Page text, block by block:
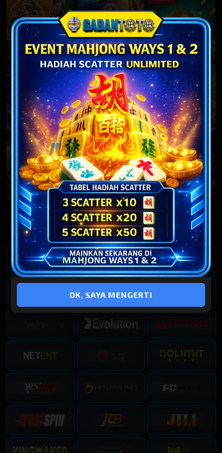
2957
16 : 46 : 53
9031
19 : 46 : 53
TOTOMACAU 22:00
6525
22 : 46 : 53
TOTOMACAU 23:00
9141
TUTUP
TOTOMACAU 00:00
4072
01 : 06 : 53
CAMBODIA
7635
12 : 41 : 53
CHINA
3017
16 : 21 : 53
JAPAN
9078
18 : 06 : 53
TAIWAN
4329
21 : 36 : 53
7102
44 : 56 : 53
0218 0049
TEXAS MORNING
3992
46 : 51 : 53
OREGON 03
1535
03 : 51 : 53
6079 3397
Provider Kami
OK, SAYA MENGERTI